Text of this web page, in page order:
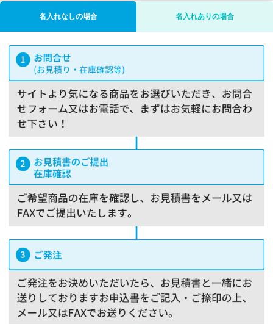
名入れなしの場合 名入れありの場合